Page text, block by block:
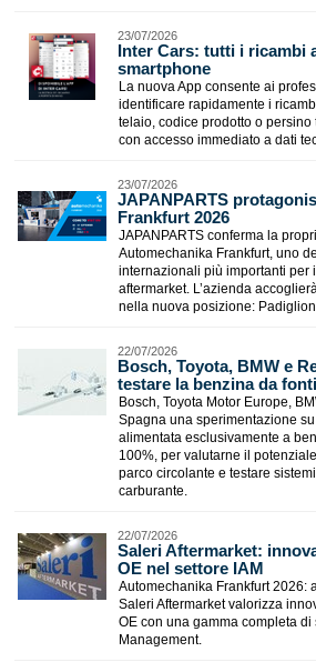
23/07/2026
Inter Cars: tutti i ricambi
smartphone
La nuova App consente ai
identificare rapidamente i
telaio, codice prodotto o
con accesso immediato a dati
23/07/2026
JAPANPARTS
Frankfurt 2026
JAPANPARTS conferma la
Automechanika Frankfurt, uno
internazionali più importanti per
aftermarket. L’azienda
nella nuova posizione:
22/07/2026
Bosch, Toyota, BMW e
testare la benzina da
Bosch, Toyota Motor Europe,
Spagna una sperimentazione
alimentata esclusivamente a
100%, per valutarne il
parco circolante e testare
carburante.
22/07/2026
​Saleri Aftermarket:
OE nel settore IAM
Automechanika Frankfurt 2026:
Saleri Aftermarket valorizza
OE con una gamma completa
Management.